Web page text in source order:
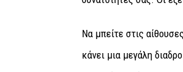
Να μπείτε στις
κάνει μια μεγάλη